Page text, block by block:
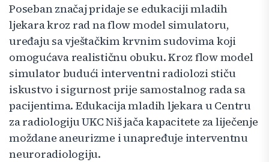
Poseban značaj pridaje se edukaciji mladih
ljekara kroz rad na flow model simulatoru,
uređaju sa vještačkim krvnim sudovima koji
omogućava realističnu obuku. Kroz flow model
simulator budući interventni radiolozi stiču
iskustvo i sigurnost prije samostalnog rada sa
pacijentima. Edukacija mladih ljekara u Centru
za radiologiju UKC Niš jača kapacitete za liječenje
moždane aneurizme i unapređuje interventnu
neuroradiologiju.